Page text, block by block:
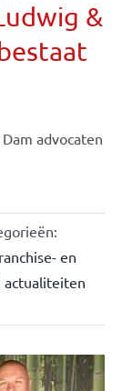
&
advocaten
en
actualiteiten